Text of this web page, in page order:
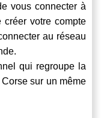
vous connecter à
créer votre compte
au réseau
qui regroupe la
sur un même